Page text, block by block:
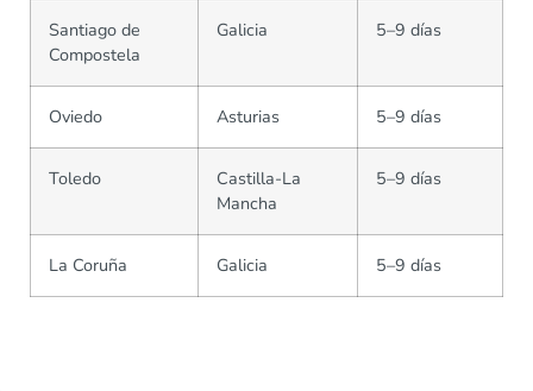
Santiago de
Compostela
Galicia 5–9 días
Oviedo Asturias 5–9 días
Toledo
Castilla-La
Mancha
5–9 días
La Coruña Galicia 5–9 días